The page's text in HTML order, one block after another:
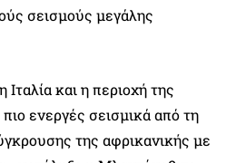
σεισμούς μεγάλης
και η περιοχή της
ενεργές σεισμικά από τη
της αφρικανικής με